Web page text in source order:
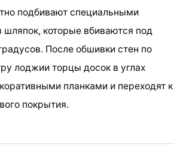
подбивают специальными
шляпок, которые вбиваются под
После обшивки стен по
лоджии торцы досок в углах
планками и переходят к
покрытия.